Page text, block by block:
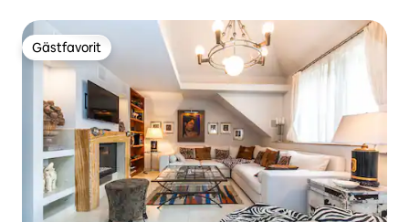
Gästfavorit
Gästfavorit